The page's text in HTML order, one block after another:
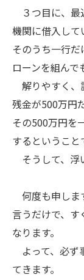
３つ目に、最
機関に借入して
そのうち一行
ローンを組んで
解りやすく、
残金が500万円
その500万円を
するということ
そうして、浮
何度も申しま
言うだけで、す
なります。
よって、必ず
てきます。